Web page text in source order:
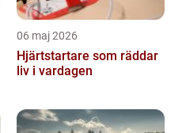
06 maj 2026
Hjärtstartare som räddar
liv i vardagen